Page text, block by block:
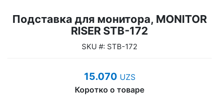
Оборудование Mikrotik
Модемы ADSL, Wan/Lan Роутеры, Wi-Fi
Подставка для монитора, MONITOR
RISER STB-172
SKU #: STB-172
15.070 UZS
Коротко о товаре